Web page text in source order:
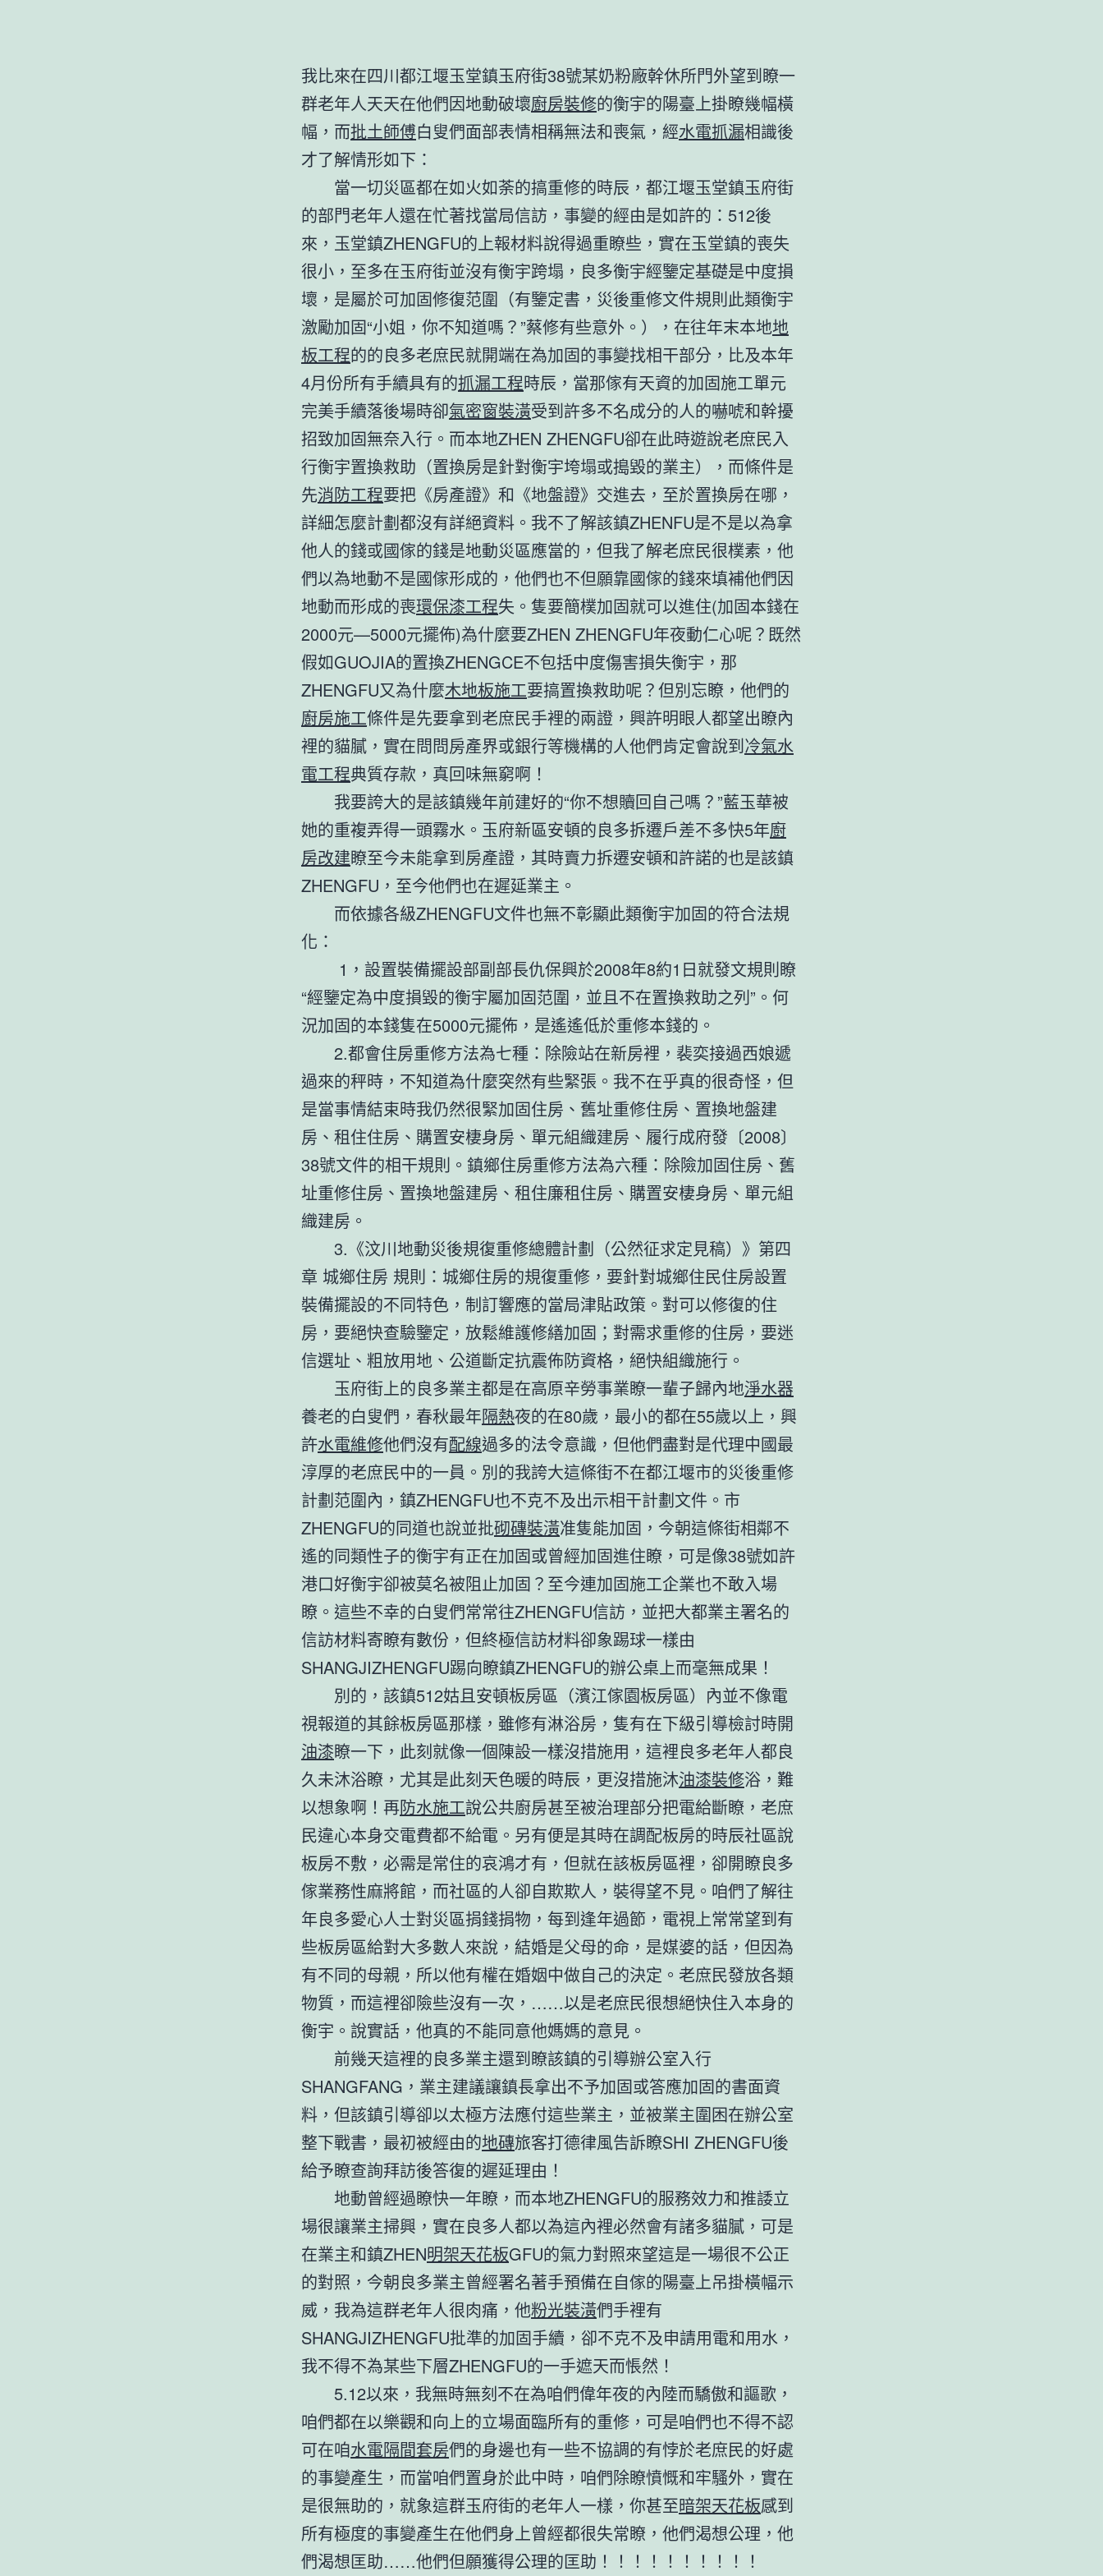
我比來在四川都江堰玉堂鎮玉府街38號某奶粉廠幹休所門外望到瞭一
群老年人天天在他們因地動破壞廚房裝修的衡宇的陽臺上掛瞭幾幅橫
幅，而批土師傅白叟們面部表情相稱無法和喪氣，經水電抓漏相識後
才了解情形如下：
當一切災區都在如火如荼的搞重修的時辰，都江堰玉堂鎮玉府街
的部門老年人還在忙著找當局信訪，事變的經由是如許的：512後
來，玉堂鎮ZHENGFU的上報材料說得過重瞭些，實在玉堂鎮的喪失
很小，至多在玉府街並沒有衡宇跨塌，良多衡宇經鑒定基礎是中度損
壞，是屬於可加固修復范圍（有鑒定書，災後重修文件規則此類衡宇
激勵加固“小姐，你不知道嗎？”蔡修有些意外。），在往年末本地地
板工程的的良多老庶民就開端在為加固的事變找相干部分，比及本年
4月份所有手續具有的抓漏工程時辰，當那傢有天資的加固施工單元
完美手續落後場時卻氣密窗裝潢受到許多不名成分的人的嚇唬和幹擾
招致加固無奈入行。而本地ZHEN ZHENGFU卻在此時遊說老庶民入
行衡宇置換救助（置換房是針對衡宇垮塌或搗毀的業主），而條件是
先消防工程要把《房產證》和《地盤證》交進去，至於置換房在哪，
詳細怎麼計劃都沒有詳絕資料。我不了解該鎮ZHENFU是不是以為拿
他人的錢或國傢的錢是地動災區應當的，但我了解老庶民很樸素，他
們以為地動不是國傢形成的，他們也不但願靠國傢的錢來填補他們因
地動而形成的喪環保漆工程失。隻要簡樸加固就可以進住(加固本錢在
2000元—5000元擺佈)為什麼要ZHEN ZHENGFU年夜動仁心呢？既然
假如GUOJIA的置換ZHENGCE不包括中度傷害損失衡宇，那
ZHENGFU又為什麼木地板施工要搞置換救助呢？但別忘瞭，他們的
廚房施工條件是先要拿到老庶民手裡的兩證，興許明眼人都望出瞭內
裡的貓膩，實在問問房產界或銀行等機構的人他們肯定會說到冷氣水
電工程典質存款，真回味無窮啊！
我要誇大的是該鎮幾年前建好的“你不想贖回自己嗎？”藍玉華被
她的重複弄得一頭霧水。玉府新區安頓的良多拆遷戶差不多快5年廚
房改建瞭至今未能拿到房產證，其時賣力拆遷安頓和許諾的也是該鎮
ZHENGFU，至今他們也在遲延業主。
而依據各級ZHENGFU文件也無不彰顯此類衡宇加固的符合法規
化：
1，設置裝備擺設部副部長仇保興於2008年8約1日就發文規則瞭
“經鑒定為中度損毀的衡宇屬加固范圍，並且不在置換救助之列”。何
況加固的本錢隻在5000元擺佈，是遙遙低於重修本錢的。
2.都會住房重修方法為七種：除險站在新房裡，裴奕接過西娘遞
過來的秤時，不知道為什麼突然有些緊張。我不在乎真的很奇怪，但
是當事情結束時我仍然很緊加固住房、舊址重修住房、置換地盤建
房、租住住房、購置安棲身房、單元組織建房、履行成府發〔2008〕
38號文件的相干規則。鎮鄉住房重修方法為六種：除險加固住房、舊
址重修住房、置換地盤建房、租住廉租住房、購置安棲身房、單元組
織建房。
3.《汶川地動災後規復重修總體計劃（公然征求定見稿）》第四
章 城鄉住房 規則：城鄉住房的規復重修，要針對城鄉住民住房設置
裝備擺設的不同特色，制訂響應的當局津貼政策。對可以修復的住
房，要絕快查驗鑒定，放鬆維護修繕加固；對需求重修的住房，要迷
信選址、粗放用地、公道斷定抗震佈防資格，絕快組織施行。
玉府街上的良多業主都是在高原辛勞事業瞭一輩子歸內地淨水器
養老的白叟們，春秋最年隔熱夜的在80歲，最小的都在55歲以上，興
許水電維修他們沒有配線過多的法令意識，但他們盡對是代理中國最
淳厚的老庶民中的一員。別的我誇大這條街不在都江堰市的災後重修
計劃范圍內，鎮ZHENGFU也不克不及出示相干計劃文件。市
ZHENGFU的同道也說並批砌磚裝潢准隻能加固，今朝這條街相鄰不
遙的同類性子的衡宇有正在加固或曾經加固進住瞭，可是像38號如許
港口好衡宇卻被莫名被阻止加固？至今連加固施工企業也不敢入場
瞭。這些不幸的白叟們常常往ZHENGFU信訪，並把大都業主署名的
信訪材料寄瞭有數份，但終極信訪材料卻象踢球一樣由
SHANGJIZHENGFU踢向瞭鎮ZHENGFU的辦公桌上而毫無成果！
別的，該鎮512姑且安頓板房區（濱江傢園板房區）內並不像電
視報道的其餘板房區那樣，雖修有淋浴房，隻有在下級引導檢討時開
油漆瞭一下，此刻就像一個陳設一樣沒措施用，這裡良多老年人都良
久未沐浴瞭，尤其是此刻天色暖的時辰，更沒措施沐油漆裝修浴，難
以想象啊！再防水施工說公共廚房甚至被治理部分把電給斷瞭，老庶
民違心本身交電費都不給電。另有便是其時在調配板房的時辰社區說
板房不敷，必需是常住的哀鴻才有，但就在該板房區裡，卻開瞭良多
傢業務性麻將館，而社區的人卻自欺欺人，裝得望不見。咱們了解往
年良多愛心人士對災區捐錢捐物，每到逢年過節，電視上常常望到有
些板房區給對大多數人來說，結婚是父母的命，是媒婆的話，但因為
有不同的母親，所以他有權在婚姻中做自己的決定。老庶民發放各類
物質，而這裡卻險些沒有一次，……以是老庶民很想絕快住入本身的
衡宇。說實話，他真的不能同意他媽媽的意見。
前幾天這裡的良多業主還到瞭該鎮的引導辦公室入行
SHANGFANG，業主建議讓鎮長拿出不予加固或答應加固的書面資
料，但該鎮引導卻以太極方法應付這些業主，並被業主圍困在辦公室
整下戰書，最初被經由的地磚旅客打德律風告訴瞭SHI ZHENGFU後
給予瞭查詢拜訪後答復的遲延理由！
地動曾經過瞭快一年瞭，而本地ZHENGFU的服務效力和推諉立
場很讓業主掃興，實在良多人都以為這內裡必然會有諸多貓膩，可是
在業主和鎮ZHEN明架天花板GFU的氣力對照來望這是一場很不公正
的對照，今朝良多業主曾經署名著手預備在自傢的陽臺上吊掛橫幅示
威，我為這群老年人很肉痛，他粉光裝潢們手裡有
SHANGJIZHENGFU批準的加固手續，卻不克不及申請用電和用水，
我不得不為某些下層ZHENGFU的一手遮天而悵然！
5.12以來，我無時無刻不在為咱們偉年夜的內陸而驕傲和謳歌，
咱們都在以樂觀和向上的立場面臨所有的重修，可是咱們也不得不認
可在咱水電隔間套房們的身邊也有一些不協調的有悖於老庶民的好處
的事變產生，而當咱們置身於此中時，咱們除瞭憤慨和牢騷外，實在
是很無助的，就象這群玉府街的老年人一樣，你甚至暗架天花板感到
所有極度的事變產生在他們身上曾經都很失常瞭，他們渴想公理，他
們渴想匡助……他們但願獲得公理的匡助！！！！！！！！！！